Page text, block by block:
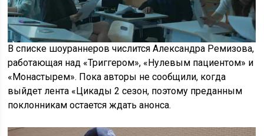
В списке шоураннеров числится Александра Ремизова,
работающая над «Триггером», «Нулевым пациентом» и
«Монастырем». Пока авторы не сообщили, когда
выйдет лента «Цикады 2 сезон, поэтому преданным
поклонникам остается ждать анонса.